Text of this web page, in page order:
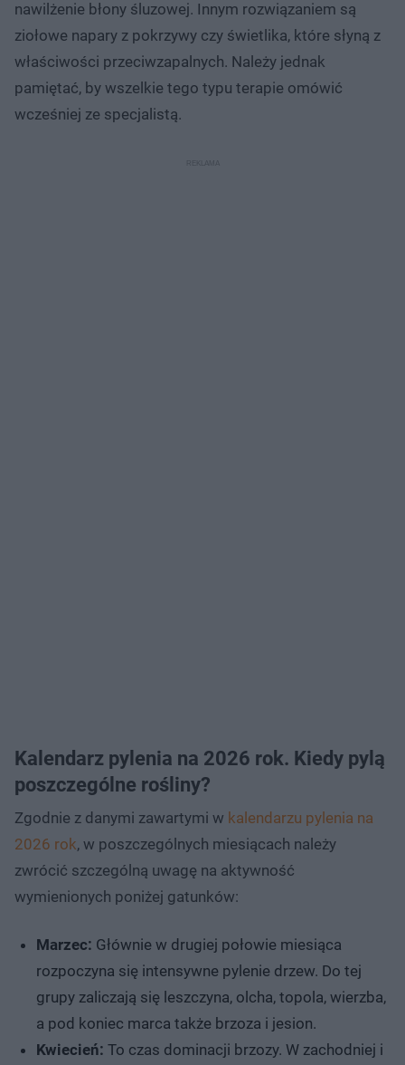
nawilżenie błony śluzowej. Innym rozwiązaniem są
ziołowe napary z pokrzywy czy świetlika, które słyną z
właściwości przeciwzapalnych. Należy jednak
pamiętać, by wszelkie tego typu terapie omówić
wcześniej ze specjalistą.
Kalendarz pylenia na 2026 rok. Kiedy pylą
poszczególne rośliny?
Zgodnie z danymi zawartymi w kalendarzu pylenia na
2026 rok, w poszczególnych miesiącach należy
zwrócić szczególną uwagę na aktywność
wymienionych poniżej gatunków:
Marzec: Głównie w drugiej połowie miesiąca
rozpoczyna się intensywne pylenie drzew. Do tej
grupy zaliczają się leszczyna, olcha, topola, wierzba,
a pod koniec marca także brzoza i jesion.
Kwiecień: To czas dominacji brzozy. W zachodniej i